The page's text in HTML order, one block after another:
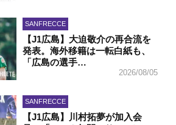
SANFRECCE
【J1広島】大迫敬介の再合流を
発表。海外移籍は一転白紙も、
「広島の選手…
2026/08/05
SANFRECCE
【J1広島】川村拓夢が加入会